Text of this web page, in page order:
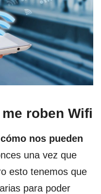
roben Wifi
cómo nos pueden
una vez que
esto tenemos que
para poder